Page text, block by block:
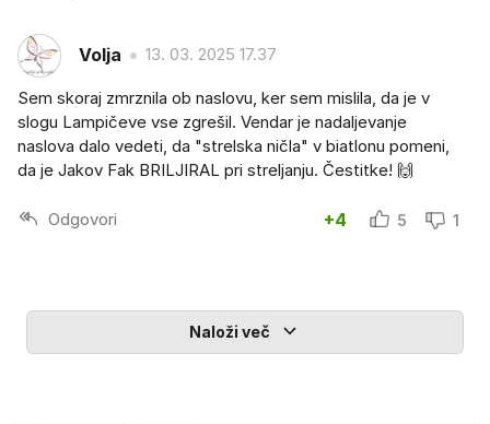
Volja 13. 03. 2025 17.37
Sem skoraj zmrznila ob naslovu, ker sem mislila, da je v
slogu Lampičeve vse zgrešil. Vendar je nadaljevanje
naslova dalo vedeti, da "strelska ničla" v biatlonu pomeni,
da je Jakov Fak BRILJIRAL pri streljanju. Čestitke! 🙌
Odgovori +4 5 1
Naloži več